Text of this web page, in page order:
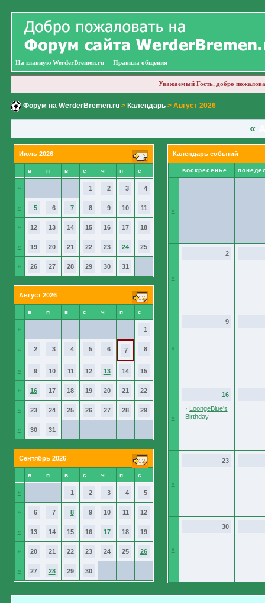
На главную WerderBremen.ru Правила общения
Уважаемый Гость, добро
Форум на WerderBremen.ru> Календарь> Август 2026
«
Июль 2026
в п в с ч п с
» 1 2 3 4
» 5 6 7 8 9 10 11
» 12 13 14 15 16 17 18
» 19 20 21 22 23 24 25
» 26 27 28 29 30 31
Август 2026
в п в с ч п с
» 1
» 2 3 4 5 6 7 8
» 9 10 11 12 13 14 15
» 16 17 18 19 20 21 22
» 23 24 25 26 27 28 29
» 30 31
Сентябрь 2026
в п в с ч п с
» 1 2 3 4 5
» 6 7 8 9 10 11 12
» 13 14 15 16 17 18 19
» 20 21 22 23 24 25 26
» 27 28 29 30
Календарь событий
воскресенье
»
»
2
»
9
»
16
· LoongeBlue's
Birthday
»
23
»
30